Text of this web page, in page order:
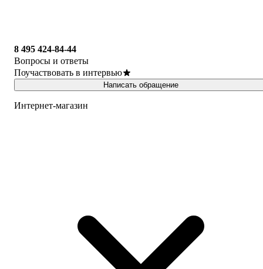
8 495 424-84-44
Вопросы и ответы
Поучаствовать в интервью
Написать обращение
Интернет-магазин